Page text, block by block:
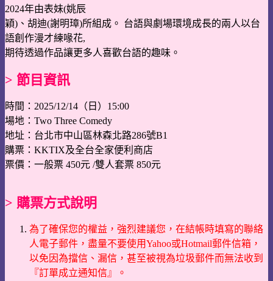
2024年由表妹(姚辰
穎)、胡迪(謝明璋)所組成。 台語與劇場環境成長的兩人以台
語創作漫才練喙花,
期待透過作品讓更多人喜歡台語的趣味。
> 節目資訊
時間：2025/12/14（日）15:00
場地：Two Three Comedy
地址：台北市中山區林森北路286號B1
購票：KKTIX及全台全家便利商店
票價：一般票 450元 /雙人套票 850元
> 購票方式說明
為了確保您的權益，強烈建議您，在結帳時填寫的聯絡
人電子郵件，盡量不要使用Yahoo或Hotmail郵件信箱，
以免因為擋信、漏信，甚至被視為垃圾郵件而無法收到
『訂單成立通知信』。